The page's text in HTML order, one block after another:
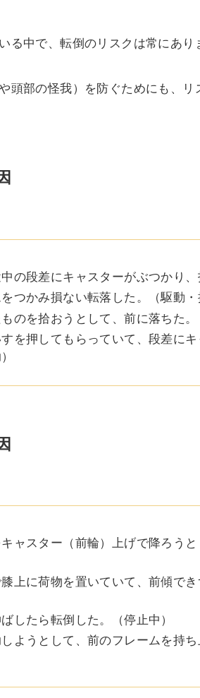
る中で、転倒のリスクは常にあり
頭部の怪我）を防ぐためにも、
の段差にキャスターがぶつかり、
つかみ損ない転落した。（駆動・
のを拾おうとして、前に落ちた。
を押してもらっていて、段差に
ャスター（前輪）上げで降ろう
上に荷物を置いていて、前傾で
したら転倒した。（停止中）
ようとして、前のフレームを持